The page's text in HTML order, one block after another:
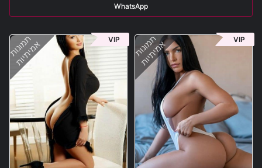
WhatsApp
תמונות
אמיתיות VIP תמונות
אמיתיות VIP